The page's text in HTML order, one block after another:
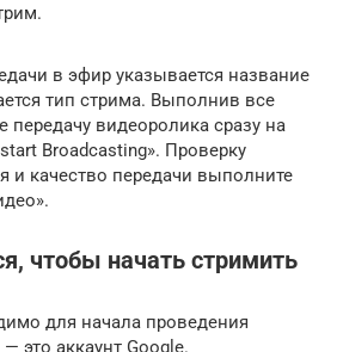
в эфир указывается название
тип стрима. Выполнив все
передачу видеоролика сразу на
Broadcasting». Проверку
и качество передачи выполните
чтобы начать стримить
для начала проведения
это аккаунт Google.